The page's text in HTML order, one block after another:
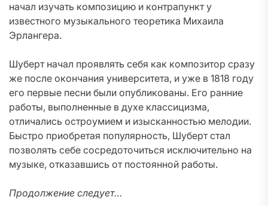
начал изучать композицию и контрапункт у
известного музыкального теоретика Михаила
Эрлангера.
Шуберт начал проявлять себя как композитор сразу
же после окончания университета, и уже в 1818 году
его первые песни были опубликованы. Его ранние
работы, выполненные в духе классицизма,
отличались остроумием и изысканностью мелодии.
Быстро приобретая популярность, Шуберт стал
позволять себе сосредоточиться исключительно на
музыке, отказавшись от постоянной работы.
Продолжение следует…